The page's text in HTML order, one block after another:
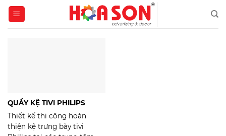
Skip
content
QUẦY KỆ TIVI PHILIPS
Thiết kế thi công hoàn
thiện kệ trưng bày tivi